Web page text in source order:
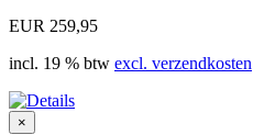
EUR 259,95
incl. 19 % btw excl. verzendkosten
×